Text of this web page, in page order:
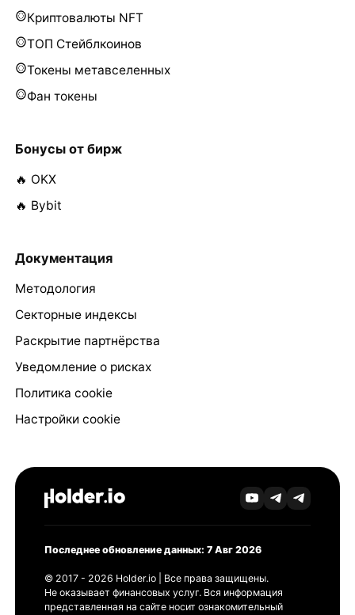
Криптовалюты NFT
ТОП Стейблкоинов
Токены метавселенных
Фан токены
Бонусы от бирж
🔥 OKX
🔥 Bybit
Документация
Методология
Секторные индексы
Раскрытие партнёрства
Уведомление о рисках
Политика cookie
Настройки cookie
Последнее обновление данных: 7 Авг 2026
© 2017 - 2026 Holder.io | Все права защищены.
Не оказывает финансовых услуг. Вся информация
представленная на сайте носит ознакомительный